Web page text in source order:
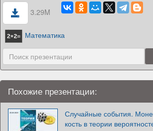
3.29M
Математика
Похожие презентации:
Случайные события.
кость в теории